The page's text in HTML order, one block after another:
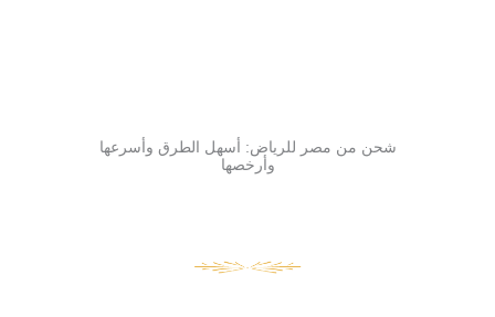
شحن من مصر للرياض: أسهل الطرق وأسرعها
وأرخصها